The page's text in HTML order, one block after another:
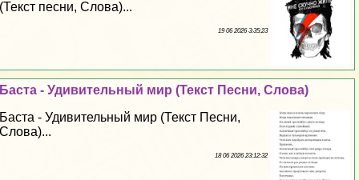
(Текст песни, Слова)...
19 06 2026 3:35:23
Баста - Удивительный мир (Текст Песни, Слова)
Баста - Удивительный мир (Текст Песни,
Слова)...
18 06 2026 23:12:32